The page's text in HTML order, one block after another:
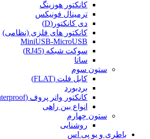
کانکتور هوزینگ
ترمینال فونیکس
دی کانکتور(D)
کانکتور های فلزی (نظامی)
MiniUSB-MicroUSB
سوکت شبکه (RJ45)
ساتا
ستون سوم
کابل فلت (FLAT)
بردبورد
کانکتور واتر پروف (Waterproof)
انواع بین راهی
ستون چهارم
روشنایی
باطری و یو پی اس